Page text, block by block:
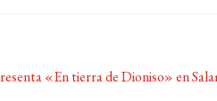
«En tierra de Dioniso» en